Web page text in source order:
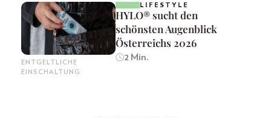
ENTGELTLICHE
EINSCHALTUNG
LIFESTYLE
HYLO® sucht den
schönsten Augenblick
Österreichs 2026
2 Min.